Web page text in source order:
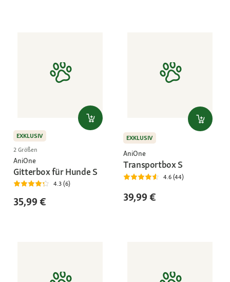
EXKLUSIV
2 Größen
AniOne
Gitterbox für Hunde S
4.3 (6)
35,99 €
EXKLUSIV
AniOne
Transportbox S
4.6 (44)
39,99 €